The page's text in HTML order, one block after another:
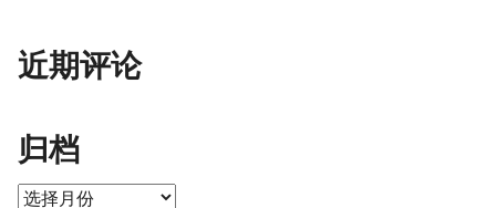
近期评论
归档
归